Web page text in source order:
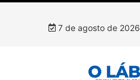
7 de agosto de 2026